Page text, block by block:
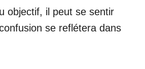
objectif, il peut se sentir
se reflétera dans